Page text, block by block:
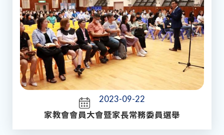
2023-09-22
家教會會員大會暨家長常務委員選舉